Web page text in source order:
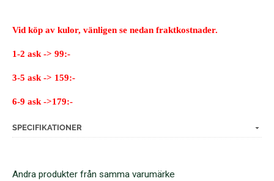
Vid köp av kulor, vänligen se nedan fraktkostnader.
1-2 ask -> 99:-
3-5 ask -> 159:-
6-9 ask ->179:-
SPECIFIKATIONER
Andra produkter från samma varumärke